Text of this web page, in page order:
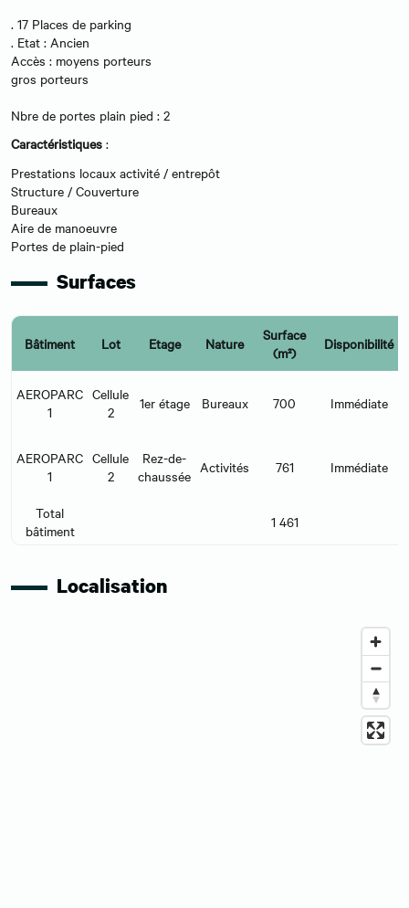
. 17 Places de parking
. Etat : Ancien
Accès : moyens porteurs
gros porteurs
Nbre de portes plain pied : 2
Caractéristiques :
Prestations locaux activité / entrepôt
Structure / Couverture
Bureaux
Aire de manoeuvre
Portes de plain-pied
Surfaces
Bâtiment Lot Etage Nature
Surface
(m²)
Disponibilité
AEROPARC
1
Cellule
2
1er étage Bureaux 700 Immédiate
AEROPARC
1
Cellule
2
Rez-de-
chaussée Activités 761 Immédiate
Total
bâtiment
1 461
Localisation